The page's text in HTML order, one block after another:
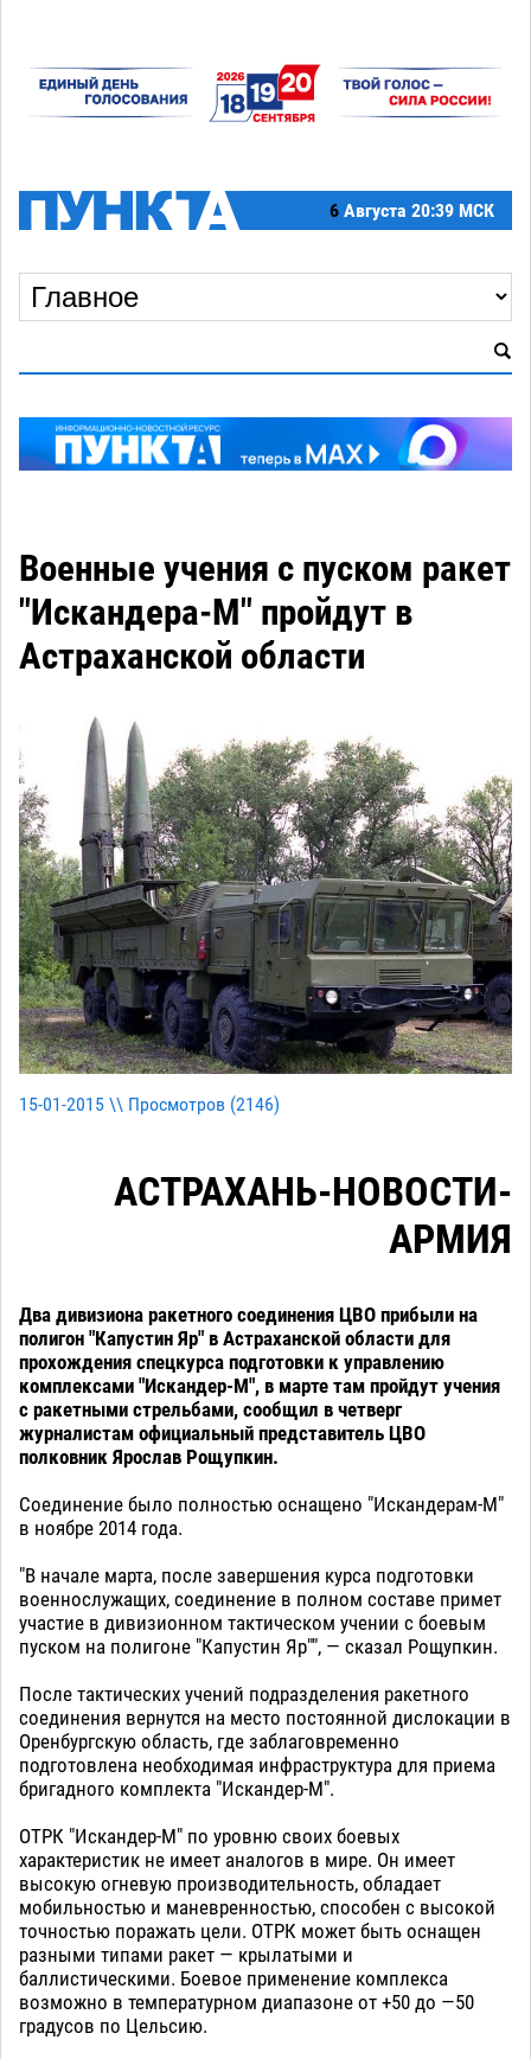
6 Августа 20:39 МСК
Военные учения с пуском ракет
"Искандера-М" пройдут в
Астраханской области
15-01-2015 \\ Просмотров (2146)
АСТРАХАНЬ-НОВОСТИ-
АРМИЯ
Два дивизиона ракетного соединения ЦВО прибыли на
полигон "Капустин Яр" в Астраханской области для
прохождения спецкурса подготовки к управлению
комплексами "Искандер-М", в марте там пройдут учения
с ракетными стрельбами, сообщил в четверг
журналистам официальный представитель ЦВО
полковник Ярослав Рощупкин.
Соединение было полностью оснащено "Искандерам-М"
в ноябре 2014 года.
"В начале марта, после завершения курса подготовки
военнослужащих, соединение в полном составе примет
участие в дивизионном тактическом учении с боевым
пуском на полигоне "Капустин Яр"", — сказал Рощупкин.
После тактических учений подразделения ракетного
соединения вернутся на место постоянной дислокации в
Оренбургскую область, где заблаговременно
подготовлена необходимая инфраструктура для приема
бригадного комплекта "Искандер-М".
ОТРК "Искандер-М" по уровню своих боевых
характеристик не имеет аналогов в мире. Он имеет
высокую огневую производительность, обладает
мобильностью и маневренностью, способен с высокой
точностью поражать цели. ОТРК может быть оснащен
разными типами ракет — крылатыми и
баллистическими. Боевое применение комплекса
возможно в температурном диапазоне от +50 до —50
градусов по Цельсию.